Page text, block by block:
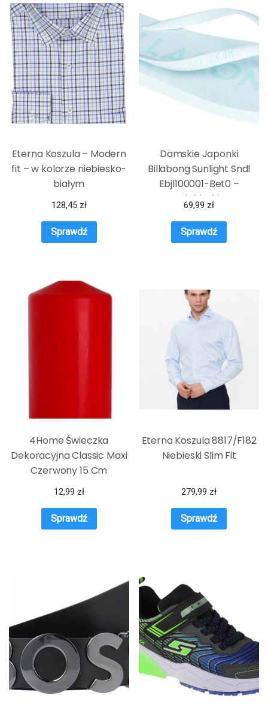
Eterna Koszula – Modern
fit – w kolorze niebiesko-
białym
128,45 zł
Sprawdź
Damskie Japonki
Billabong Sunlight Sndl
Ebjl100001-Bet0 –
Niebieski
69,99 zł
Sprawdź
4Home Świeczka
Dekoracyjna Classic Maxi
Czerwony 15 Cm
12,99 zł
Sprawdź
Eterna Koszula 8817/F182
Niebieski Slim Fit
279,99 zł
Sprawdź